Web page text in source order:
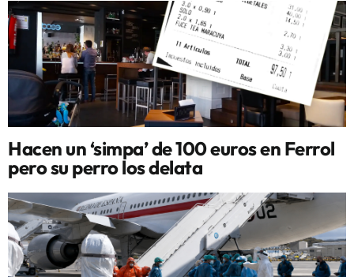
Hacen un ‘simpa’ de 100 euros en Ferrol
pero su perro los delata